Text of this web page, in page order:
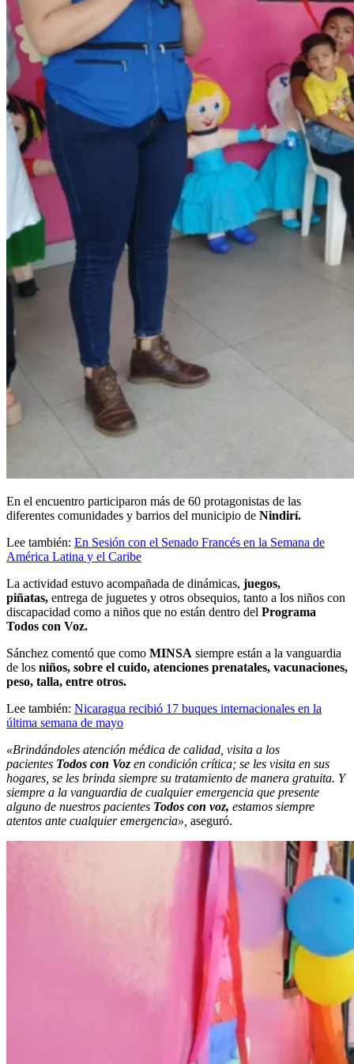
En el encuentro participaron más de 60 protagonistas de las
diferentes comunidades y barrios del municipio de Nindirí.
Lee también: En Sesión con el Senado Francés en la Semana de
América Latina y el Caribe
La actividad estuvo acompañada de dinámicas, juegos,
piñatas, entrega de juguetes y otros obsequios, tanto a los niños con
discapacidad como a niños que no están dentro del Programa
Todos con Voz.
Sánchez comentó que como MINSA siempre están a la vanguardia
de los niños, sobre el cuido, atenciones prenatales, vacunaciones,
peso, talla, entre otros.
Lee también: Nicaragua recibió 17 buques internacionales en la
última semana de mayo
«Brindándoles atención médica de calidad, visita a los
pacientes Todos con Voz en condición crítica; se les visita en sus
hogares, se les brinda siempre su tratamiento de manera gratuita. Y
siempre a la vanguardia de cualquier emergencia que presente
alguno de nuestros pacientes Todos con voz, estamos siempre
atentos ante cualquier emergencia», aseguró.